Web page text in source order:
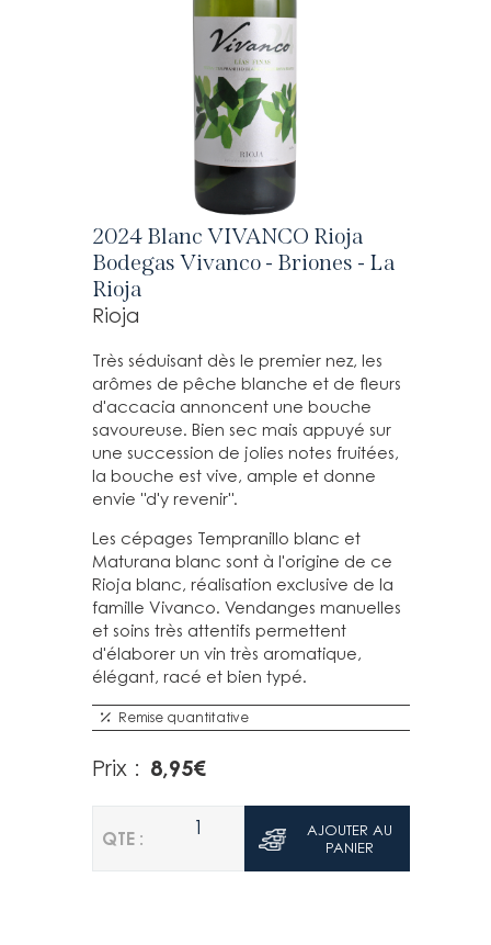
2024 Blanc VIVANCO Rioja
Bodegas Vivanco - Briones - La
Rioja
Rioja
Très séduisant dès le premier nez, les
arômes de pêche blanche et de fleurs
d'accacia annoncent une bouche
savoureuse. Bien sec mais appuyé sur
une succession de jolies notes fruitées,
la bouche est vive, ample et donne
envie "d'y revenir".
Les cépages Tempranillo blanc et
Maturana blanc sont à l'origine de ce
Rioja blanc, réalisation exclusive de la
famille Vivanco. Vendanges manuelles
et soins très attentifs permettent
d'élaborer un vin très aromatique,
élégant, racé et bien typé.
Remise quantitative
Prix : 8,95€
QTE : 1
AJOUTER AU
PANIER